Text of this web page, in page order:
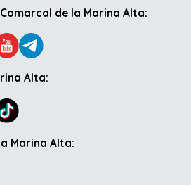
de la Marina Alta:
Alta:
Marina Alta: